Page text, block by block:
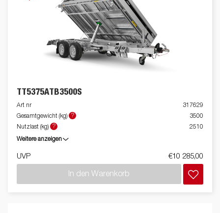
TT5375ATB3500S
Art nr
317629
Gesamtgewicht (kg)
?
3500
Nutzlast (kg)
? 2510
Weitere anzeigen
UVP €10 285,00
In den Warenkorb